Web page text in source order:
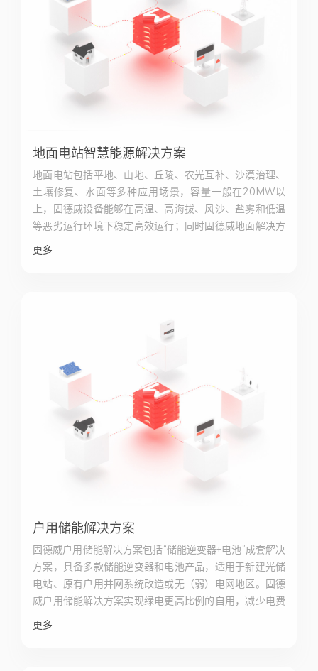
地面电站智慧能源解决方案
地面电站包括平地、山地、丘陵、农光互补、沙漠治理、
土壤修复、水面等多种应用场景，容量一般在20MW以
上，固德威设备能够在高温、高海拔、风沙、盐雾和低温
等恶劣运行环境下稳定高效运行；同时固德威地面解决方
案通过创新举措，有效合理的降低初始投资和运维成本，
更多
户用储能解决方案
固德威户用储能解决方案包括“储能逆变器+电池”成套解决
方案，具备多款储能逆变器和电池产品，适用于新建光储
电站、原有户用并网系统改造或无（弱）电网地区。固德
威户用储能解决方案实现绿电更高比例的自用，减少电费
支出；还可以提供UPS电源，保障关键设备不停电；用户
更多